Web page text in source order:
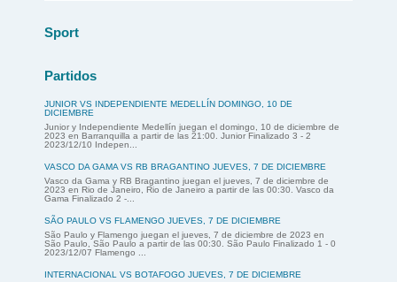
Sport
Partidos
JUNIOR VS INDEPENDIENTE MEDELLÍN DOMINGO, 10 DE
DICIEMBRE
Junior y Independiente Medellín juegan el domingo, 10 de diciembre de
2023 en Barranquilla a partir de las 21:00. Junior Finalizado 3 - 2
2023/12/10 Indepen...
VASCO DA GAMA VS RB BRAGANTINO JUEVES, 7 DE DICIEMBRE
Vasco da Gama y RB Bragantino juegan el jueves, 7 de diciembre de
2023 en Rio de Janeiro, Rio de Janeiro a partir de las 00:30. Vasco da
Gama Finalizado 2 -...
SÃO PAULO VS FLAMENGO JUEVES, 7 DE DICIEMBRE
São Paulo y Flamengo juegan el jueves, 7 de diciembre de 2023 en
São Paulo, São Paulo a partir de las 00:30. São Paulo Finalizado 1 - 0
2023/12/07 Flamengo ...
INTERNACIONAL VS BOTAFOGO JUEVES, 7 DE DICIEMBRE